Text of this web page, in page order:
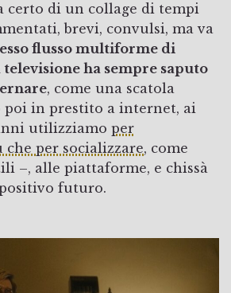
certo di un collage di tempi
brevi, convulsi, ma va
flusso multiforme di
ha sempre saputo
, come una scatola
poi in prestito a internet, ai
utilizziamo per
per socializzare, come
–, alle piattaforme, e chissà
futuro.